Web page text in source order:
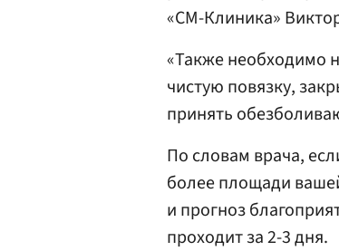
«СМ-Клиника»
«Также необходимо
чистую повязку,
принять
По словам врача,
более площади
и прогноз
проходит за 2-3 дня.